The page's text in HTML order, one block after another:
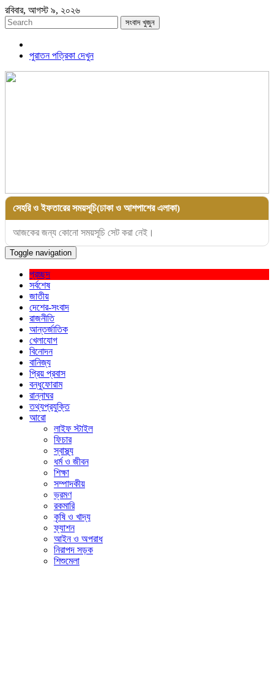
রবিবার, আগস্ট ৯, ২০২৬
সংবাদ খুজুন
পুরাতন পত্রিকা দেখুন
সেহরি ও ইফতারের সময়সূচি(ঢাকা ও আশপাশের এলাকা)
আজকের জন্য কোনো সময়সূচি সেট করা নেই।
Toggle navigation
প্রচ্ছদ
সর্বশেষ
জাতীয়
দেশের-সংবাদ
রাজনীতি
আন্তর্জাতিক
খেলাযোগ
বিনোদন
বানিজ্য
প্রিয় প্রবাস
বন্ধুফোরাম
রান্নাঘর
তথ্যপ্রযুক্তি
আরো
লাইফ স্টাইল
ফিচার
স্বাস্থ্য
ধর্ম ও জীবন
শিক্ষা
সম্পাদকীয়
ভ্রমণ
রকমারি
কৃষি ও খাদ্য
ফ্যাশন
আইন ও অপরাধ
নিরাপদ সড়ক
শিশুমেলা